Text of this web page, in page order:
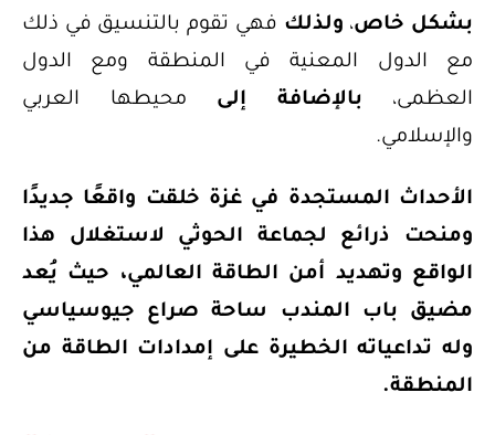
بشكل خاص،ولذلكفهي تقوم بالتنسيق في ذلك
مع الدول المعنية في المنطقة ومع الدول
العظمى،
بالإضافة إلىمحيطها العربي
والإسلامي.
الأحداث المستجدة في غزة خلقت واقعًا جديدًا
ومنحت ذرائع لجماعة الحوثي لاستغلال هذا
الواقع وتهديد أمن الطاقة العالمي، حيث يُعد
مضيق باب المندب ساحة صراع جيوسياسي
وله تداعياته الخطيرة على إمدادات الطاقة من
المنطقة.